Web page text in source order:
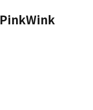
PinkWink